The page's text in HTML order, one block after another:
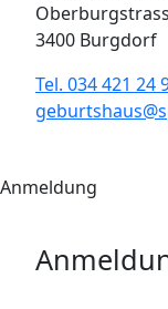
3400 Burgdorf
Tel. 034 421 24
Anmeldung